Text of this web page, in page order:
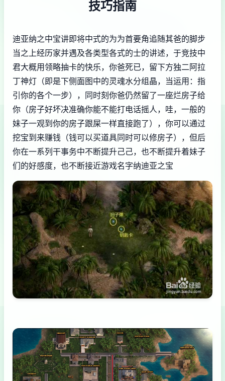
技巧指南
迪亚纳之中宝讲即将中式的为为首要角追随其爸的脚步
当之上经历家并遇及各类型各式的士的讲述，于竞技中
君大概用领略抽卡的快乐，你爸死已，留下方独二阿拉
丁神灯（即是下侧面图中的灵魂水分组晶，当运用：指
引你的各个一步），同时刻你爸仍然留了一座烂房子给
你（房子好坏决准确你能不能打电话摇人，哇，一般的
妹子一观到你的房子跟屎一样直接跑了），你可以通过
挖宝到来赚钱（钱可以买道具同时可以修房子），但后
你在一系列干事务中不断提升己己，也不断提升着妹子
们的好感度，也不断接近游戏名字纳迪亚之宝